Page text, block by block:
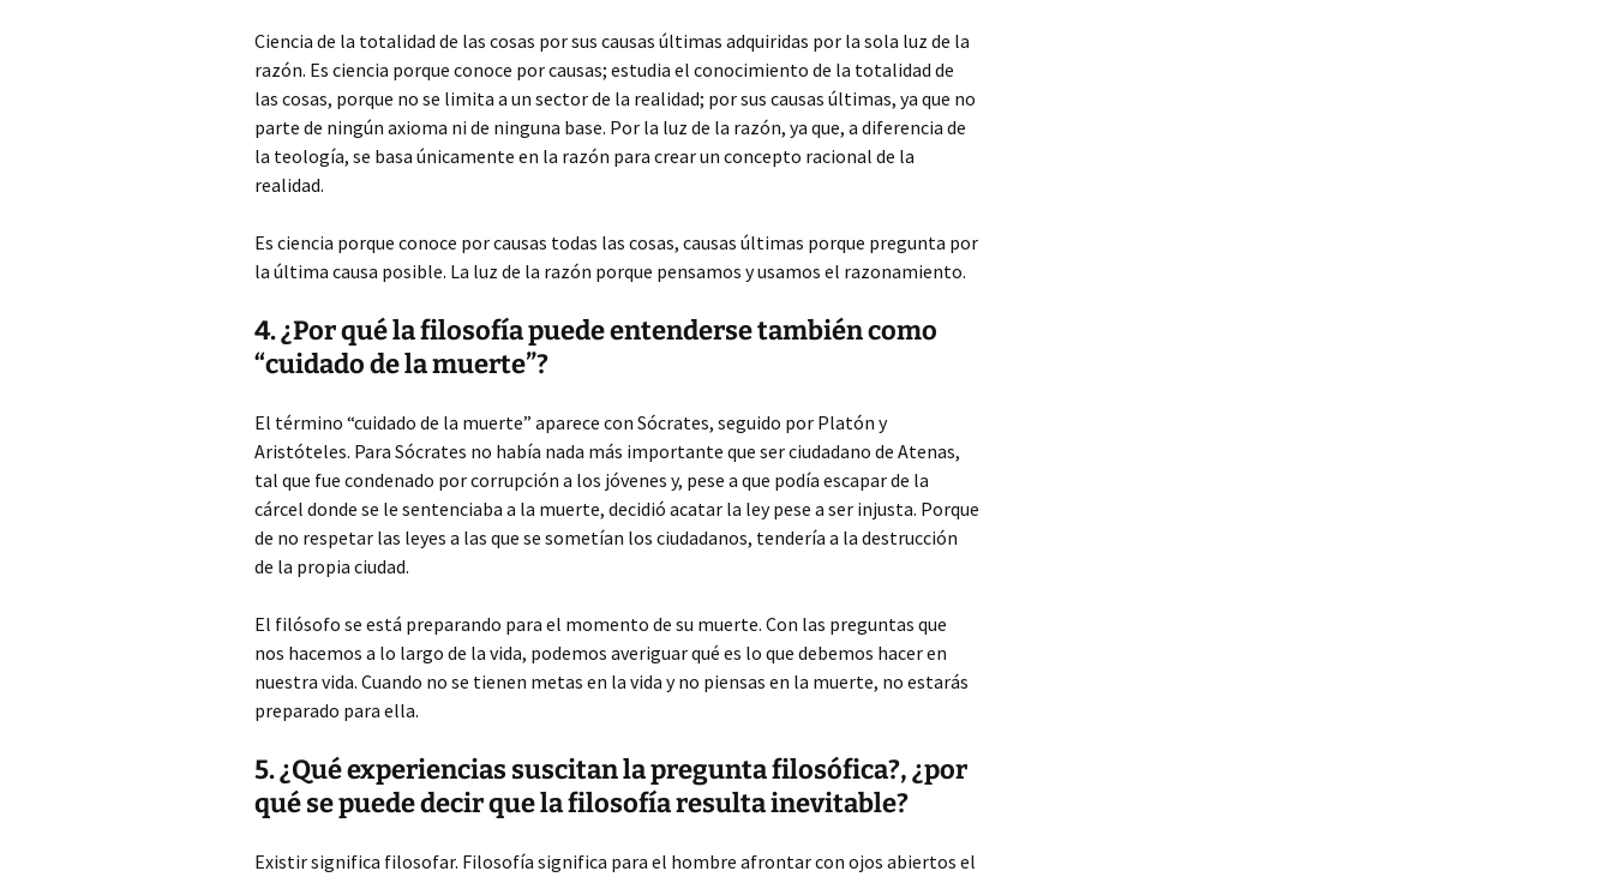
Ciencia de la totalidad de las cosas por sus causas últimas adquiridas por la sola luz de la
razón. Es ciencia porque conoce por causas; estudia el conocimiento de la totalidad de
las cosas, porque no se limita a un sector de la realidad; por sus causas últimas, ya que no
parte de ningún axioma ni de ninguna base. Por la luz de la razón, ya que, a diferencia de
la teología, se basa únicamente en la razón para crear un concepto racional de la
realidad.
Es ciencia porque conoce por causas todas las cosas, causas últimas porque pregunta por
la última causa posible. La luz de la razón porque pensamos y usamos el razonamiento.
4. ¿Por qué la filosofía puede entenderse también como
“cuidado de la muerte”?
El término “cuidado de la muerte” aparece con Sócrates, seguido por Platón y
Aristóteles. Para Sócrates no había nada más importante que ser ciudadano de Atenas,
tal que fue condenado por corrupción a los jóvenes y, pese a que podía escapar de la
cárcel donde se le sentenciaba a la muerte, decidió acatar la ley pese a ser injusta. Porque
de no respetar las leyes a las que se sometían los ciudadanos, tendería a la destrucción
de la propia ciudad.
El filósofo se está preparando para el momento de su muerte. Con las preguntas que
nos hacemos a lo largo de la vida, podemos averiguar qué es lo que debemos hacer en
nuestra vida. Cuando no se tienen metas en la vida y no piensas en la muerte, no estarás
preparado para ella.
5. ¿Qué experiencias suscitan la pregunta filosófica?, ¿por
qué se puede decir que la filosofía resulta inevitable?
Existir significa filosofar. Filosofía significa para el hombre afrontar con ojos abiertos el